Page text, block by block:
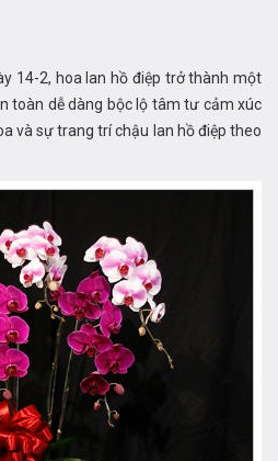
14-2, hoa lan hồ điệp trở thành một
toàn dễ dàng bộc lộ tâm tư cảm xúc
và sự trang trí chậu lan hồ điệp theo